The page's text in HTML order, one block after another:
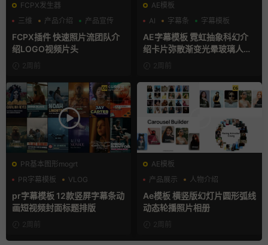
FCPX发生器
三维
产品介绍 产品宣传
FCPX插件 快速照片流团队介
绍LOGO视频片头
2周前
AE模板
AI
字幕条 字幕模板
AE字幕模板 霓虹抽象科幻介
绍卡片弥散渐变光晕玻璃人名
2周前
PR基本图形mogrt
PR字幕模板
VLOG
人物介绍
pr字幕模板 12款竖屏字幕条动
画短视频封面标题排版
2周前
AE模板
产品展示
人物介绍
团队介绍
Ae模板 横竖版幻灯片圆形弧线
动态轮播照片相册
2周前